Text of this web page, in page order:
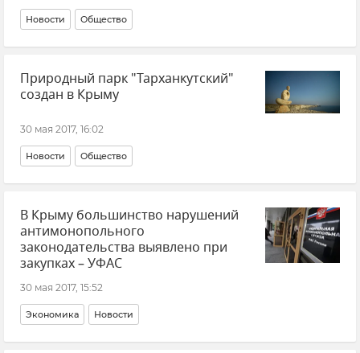
Новости Общество
Природный парк "Тарханкутский"
создан в Крыму
30 мая 2017, 16:02
Новости Общество
В Крыму большинство нарушений
антимонопольного
законодательства выявлено при
закупках – УФАС
30 мая 2017, 15:52
Экономика Новости